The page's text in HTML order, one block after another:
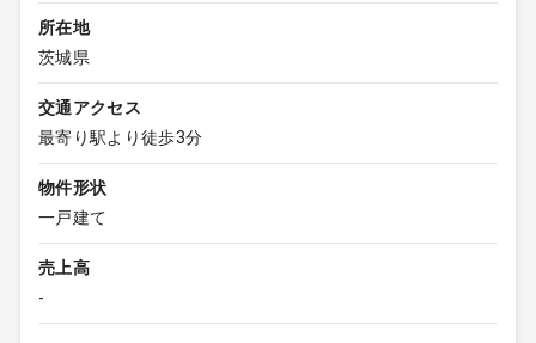
所在地
茨城県
交通アクセス
最寄り駅より徒歩3分
物件形状
一戸建て
売上高
-